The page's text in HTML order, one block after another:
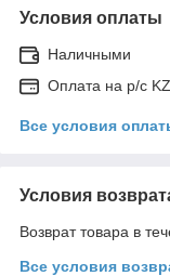
Условия оплаты
Наличными
Оплата на р/с
Все условия
Условия
Возврат товара в
Все условия